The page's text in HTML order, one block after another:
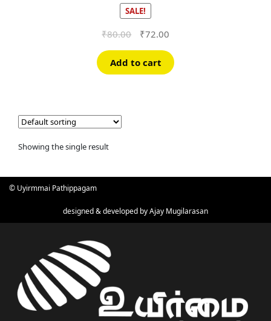
SALE!
₹80.00
Original
was:
₹80.00.
₹72.00Current
is:
₹72.00.
Add to cart
Showing the single result
© Uyirmmai Pathippagam
designed & developed byAjay Mugilarasan